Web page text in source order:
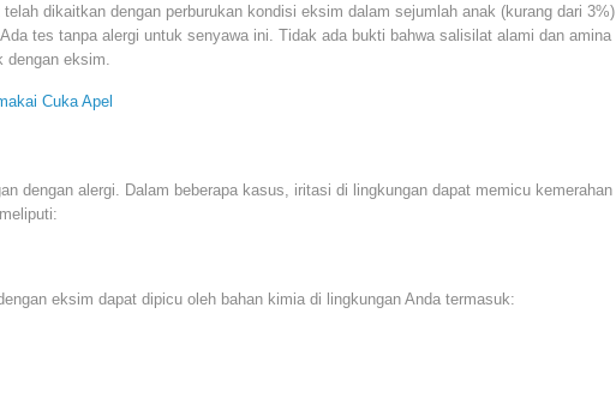
telah dikaitkan dengan perburukan kondisi eksim dalam sejumlah anak (kurang dari 3%)
tes tanpa alergi untuk senyawa ini. Tidak ada bukti bahwa salisilat alami dan amina
dengan eksim.
Cuka Apel
dengan alergi. Dalam beberapa kasus, iritasi di lingkungan dapat memicu kemerahan
eksim dapat dipicu oleh bahan kimia di lingkungan Anda termasuk: